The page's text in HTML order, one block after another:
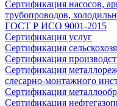
Сертификация насосов,
трубопроводов,
ГОСТ Р ИСО 9001-2015
Сертификация услуг
Сертификация
Сертификация
Сертификация
слесарно-монтажного
Сертификация
Сертификация